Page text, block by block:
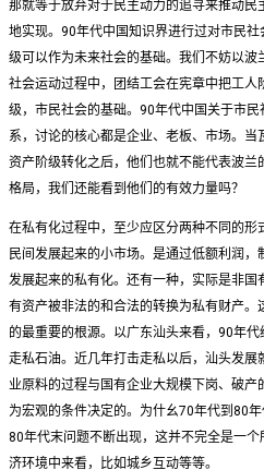
那就等于放弃对于民主动力的追寻来推动
地实现。90年代中国知识界进行过对市民
级可以作为未来社会的基础。我们不妨以
社会运动过程中，团结工会在宪章中把工
级，市民社会的基础。90年代中国关于市
系，讨论的核心都是企业、老板、市场。
资产阶级转化之后，他们也就不能代表波
格局，我们还能看到他们的有效力量吗？
在私有化过程中，至少应区分两种不同的
民间发展起来的小市场。是通过低额利润
发展起来的私有化。还有一种，实际是非国
有资产被非法的和合法的转换为私有财产
的最重要的根源。以广东汕头来看，90年
走私石油。近几年打击走私以后，汕头发
业原料的过程与国有企业大规模下岗、破
为宏观的条件决定的。为什幺70年代到80
80年代末问题不断出现，这并不完全是一
济环境中来看，比如城乡互动等等。